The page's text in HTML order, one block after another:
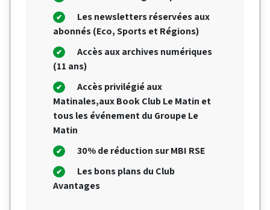
Les newsletters réservées aux
abonnés (Eco, Sports et Régions)
Accès aux archives numériques
(11 ans)
Accès privilégié aux
Matinales,aux Book Club Le Matin et
tous les événement du Groupe Le
Matin
30% de réduction sur MBI RSE
Les bons plans du Club
Avantages